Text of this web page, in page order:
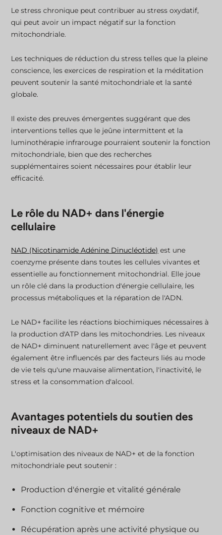
Le stress chronique peut contribuer au stress oxydatif,
qui peut avoir un impact négatif sur la fonction
mitochondriale.
Les techniques de réduction du stress telles que la pleine
conscience, les exercices de respiration et la méditation
peuvent soutenir la santé mitochondriale et la santé
globale.
Il existe des preuves émergentes suggérant que des
interventions telles que le jeûne intermittent et la
luminothérapie infrarouge pourraient soutenir la fonction
mitochondriale, bien que des recherches
supplémentaires soient nécessaires pour établir leur
efficacité.
Le rôle du NAD+ dans l'énergie
cellulaire
NAD (Nicotinamide Adénine Dinucléotide) est une
coenzyme présente dans toutes les cellules vivantes et
essentielle au fonctionnement mitochondrial. Elle joue
un rôle clé dans la production d'énergie cellulaire, les
processus métaboliques et la réparation de l'ADN.
Le NAD+ facilite les réactions biochimiques nécessaires à
la production d'ATP dans les mitochondries. Les niveaux
de NAD+ diminuent naturellement avec l'âge et peuvent
également être influencés par des facteurs liés au mode
de vie tels qu'une mauvaise alimentation, l'inactivité, le
stress et la consommation d'alcool.
Avantages potentiels du soutien des
niveaux de NAD+
L'optimisation des niveaux de NAD+ et de la fonction
mitochondriale peut soutenir :
Production d'énergie et vitalité générale
Fonction cognitive et mémoire
Récupération après une activité physique ou